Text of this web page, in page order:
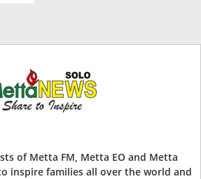
of Metta FM, Metta EO and Metta
inspire families all over the world and